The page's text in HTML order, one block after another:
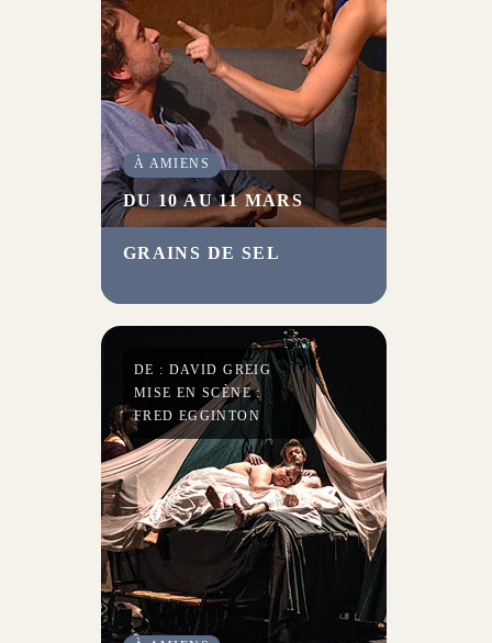
GRAINS DE SEL
À AMIENS
DU 10 AU 11 MARS
Une comédie satirique
de genre et la charge mentale
des femmes.
DE : DAVID GREIG
MISE EN SCÈNE :
FRED EGGINTON